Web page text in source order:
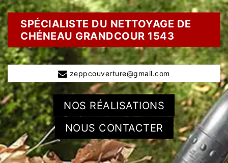
SPÉCIALISTE DU NETTOYAGE DE
CHÉNEAU GRANDCOUR 1543
zeppcouverture@gmail.com
NOS RÉALISATIONS
NOUS CONTACTER